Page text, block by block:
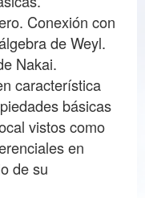
Conexión con
de Weyl.
Nakai.
característica
básicas
vistos como
en
de su